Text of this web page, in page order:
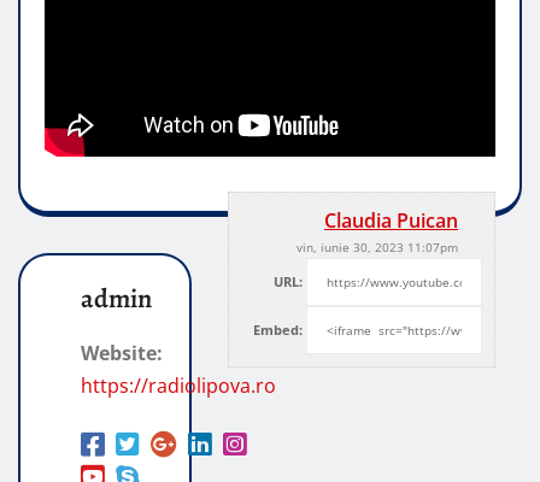
Claudia Puican
vin, iunie 30, 2023 11:07pm
URL:
Embed:
admin
Website:
https://radiolipova.ro